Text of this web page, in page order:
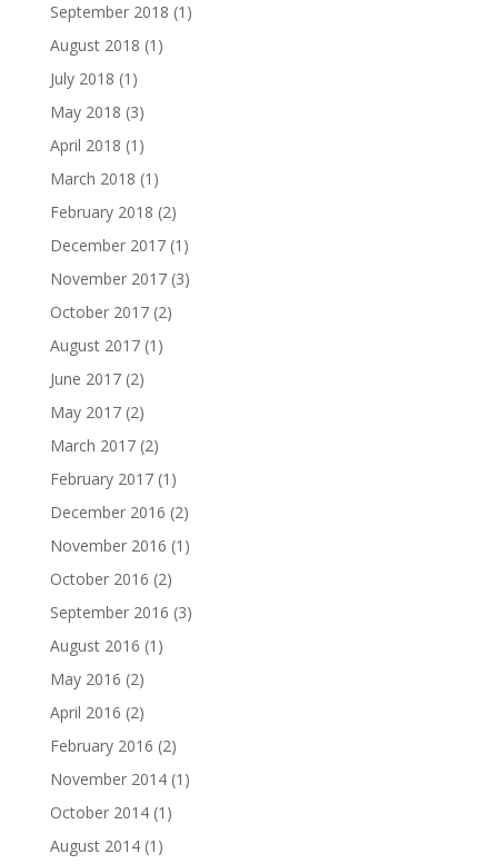
September 2018 (1)
August 2018 (1)
July 2018 (1)
May 2018 (3)
April 2018 (1)
March 2018 (1)
February 2018 (2)
December 2017(1)
November 2017(3)
October 2017(2)
August 2017(1)
June 2017(2)
May 2017(2)
March 2017(2)
February 2017(1)
December 2016 (2)
November 2016 (1)
October 2016 (2)
September 2016 (3)
August 2016 (1)
May 2016 (2)
April 2016 (2)
February 2016 (2)
November 2014(1)
October 2014(1)
August 2014(1)